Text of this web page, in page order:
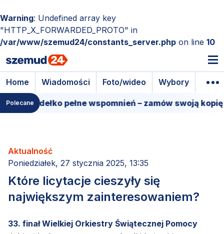
Warning: Undefined array key
"HTTP_X_FORWARDED_PROTO" in
/var/www/szemud24/constants_server.php on line 10
Home Wiadomości Foto/wideo Wybory
Polecane
pudełko pełne wspomnień – zamów swoją kopię!
Aktualność
Poniedziałek, 27 stycznia 2025, 13:35
Które licytacje cieszyły się
największym zainteresowaniem?
33. finał Wielkiej Orkiestry Świątecznej Pomocy